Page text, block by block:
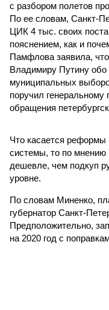
с разбором полетов
По ее словам, Санкт-
ЦИК 4 тыс. своих
пояснением, как и
Памфлова заявила,
Владимиру Путину обо
муниципальных
поручил
обращения
Что касается реформы
системы, то по мнению
дешевле, чем подкуп
уровне.
По словам Миненко,
губернатор Санкт-
Предположительно,
на 2020 год с